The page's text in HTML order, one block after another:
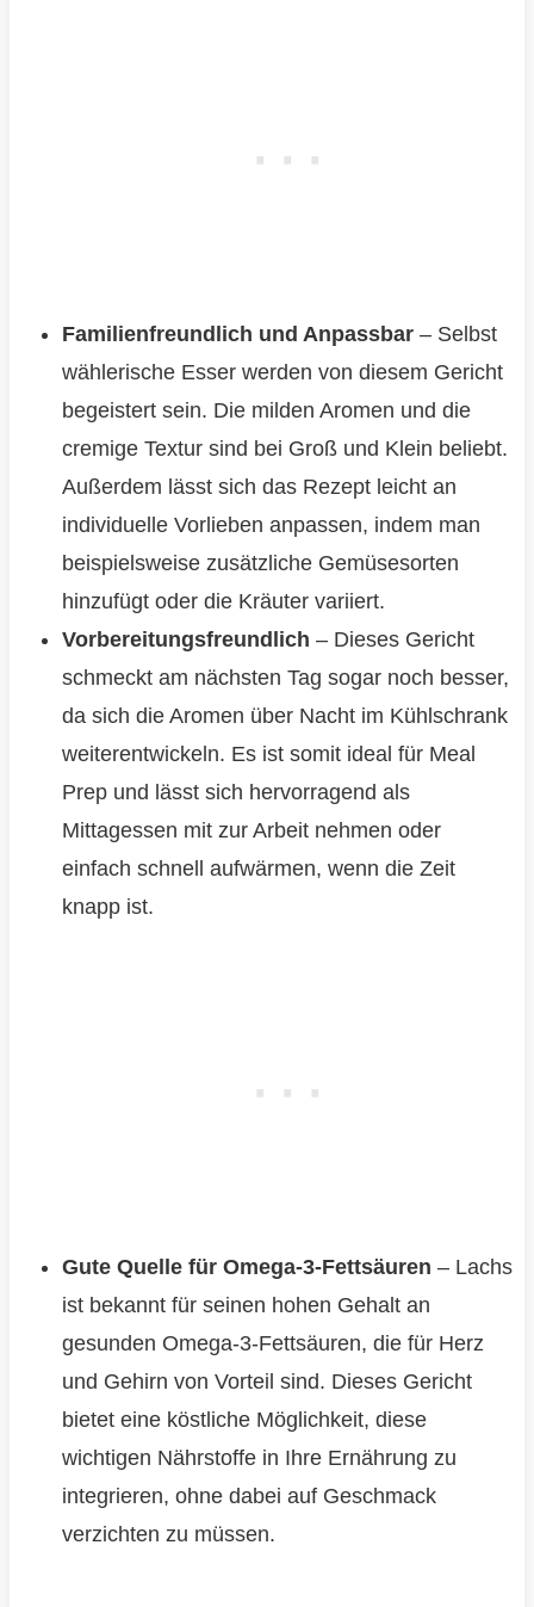
Familienfreundlich und Anpassbar– Selbst
wählerische Esser werden von diesem Gericht
begeistert sein. Die milden Aromen und die
cremige Textur sind bei Groß und Klein beliebt.
Außerdem lässt sich das Rezept leicht an
individuelle Vorlieben anpassen, indem man
beispielsweise zusätzliche Gemüsesorten
hinzufügt oder die Kräuter variiert.
Vorbereitungsfreundlich – Dieses Gericht
schmeckt am nächsten Tag sogar noch besser,
da sich die Aromen über Nacht im Kühlschrank
weiterentwickeln. Es ist somit ideal für Meal
Prep und lässt sich hervorragend als
Mittagessen mit zur Arbeit nehmen oder
einfach schnell aufwärmen, wenn die Zeit
knapp ist.
Gute Quelle für Omega-3-Fettsäuren – Lachs
ist bekannt für seinen hohen Gehalt an
gesunden Omega-3-Fettsäuren, die für Herz
und Gehirn von Vorteil sind. Dieses Gericht
bietet eine köstliche Möglichkeit, diese
wichtigen Nährstoffe in Ihre Ernährung zu
integrieren, ohne dabei auf Geschmack
verzichten zu müssen.